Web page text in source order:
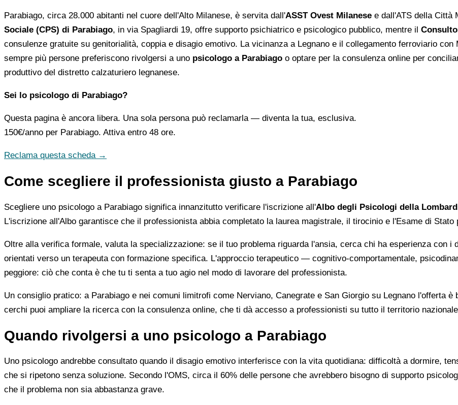
Parabiago, circa 28.000 abitanti nel cuore dell'Alto Milanese, è servita dall'ASST Ovest Milanese e dall'ATS della Città
Sociale (CPS) di Parabiago, in via Spagliardi 19, offre supporto psichiatrico e psicologico pubblico, mentre il
consulenze gratuite su genitorialità, coppia e disagio emotivo. La vicinanza a Legnano e il collegamento ferroviario
sempre più persone preferiscono rivolgersi a uno psicologo a Parabiago o optare per la consulenza online per
produttivo del distretto calzaturiero legnanese.
Sei lo psicologo di Parabiago?
Questa pagina è ancora libera. Una sola persona può reclamarla — diventa la tua, esclusiva.
150€/anno per Parabiago. Attiva entro 48 ore.
Reclama questa scheda →
Come scegliere il professionista giusto a Parabiago
Scegliere uno psicologo a Parabiago significa innanzitutto verificare l'iscrizione all'Albo degli Psicologi della
L'iscrizione all'Albo garantisce che il professionista abbia completato la laurea magistrale, il tirocinio e l'Esame di Stato
Oltre alla verifica formale, valuta la specializzazione: se il tuo problema riguarda l'ansia, cerca chi ha esperienza con i
orientati verso un terapeuta con formazione specifica. L'approccio terapeutico — cognitivo-comportamentale,
peggiore: ciò che conta è che tu ti senta a tuo agio nel modo di lavorare del professionista.
Un consiglio pratico: a Parabiago e nei comuni limitrofi come Nerviano, Canegrate e San Giorgio su Legnano l'offerta
cerchi puoi ampliare la ricerca con la consulenza online, che ti dà accesso a professionisti su tutto il territorio
Quando rivolgersi a uno psicologo a Parabiago
Uno psicologo andrebbe consultato quando il disagio emotivo interferisce con la vita quotidiana: difficoltà a dormire,
che si ripetono senza soluzione. Secondo l'OMS, circa il 60% delle persone che avrebbero bisogno di supporto
che il problema non sia abbastanza grave.